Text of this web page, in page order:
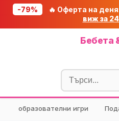
-79% 🔥 Оферта на
виж за
Бебета
🧮
🔍 Намери
образователни игри